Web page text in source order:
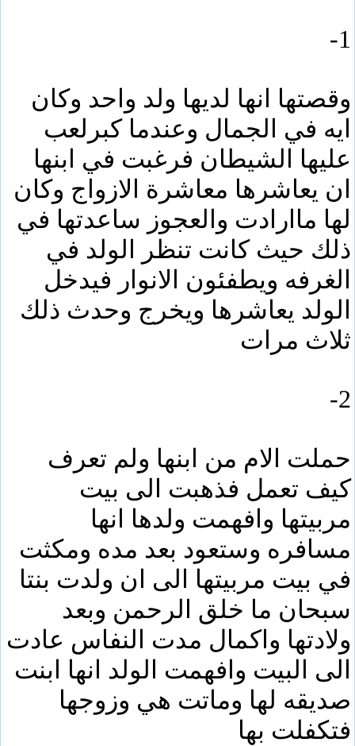
1-
وقصتها انها لديها ولد واحد وكان
ايه في الجمال وعندما كبرلعب
عليها الشيطان فرغبت في ابنها
ان يعاشرها معاشرة الازواج وكان
لها ماارادت والعجوز ساعدتها في
ذلك حيث كانت تنظر الولد في
الغرفه ويطفئون الانوار فيدخل
الولد يعاشرها ويخرج وحدث ذلك
ثلاث مرات
2-
حملت الام من ابنها ولم تعرف
كيف تعمل فذهبت الى بيت
مربيتها وافهمت ولدها انها
مسافره وستعود بعد مده ومكثت
في بيت مربيتها الى ان ولدت بنتا
سبحان ما خلق الرحمن وبعد
ولادتها واكمال مدت النفاس عادت
الى البيت وافهمت الولد انها ابنت
صديقه لها وماتت هي وزوجها
فتكفلت بها